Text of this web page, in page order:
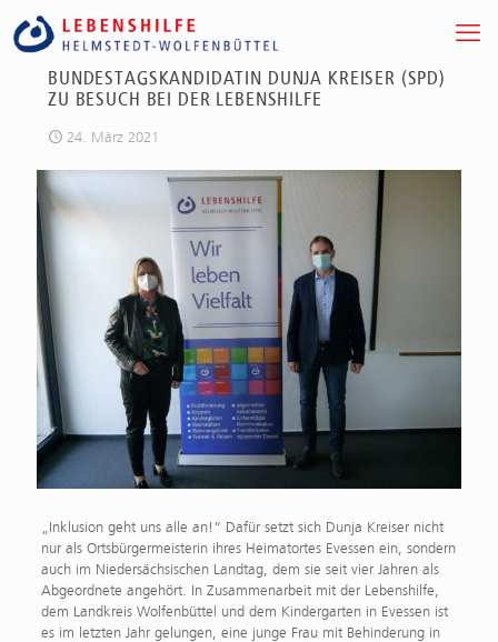
BUNDESTAGSKANDIDATIN DUNJA KREISER (SPD)
ZU BESUCH BEI DER LEBENSHILFE
24. März 2021
„Inklusion geht uns alle an!“ Dafür setzt sich Dunja Kreiser nicht
nur als Ortsbürgermeisterin ihres Heimatortes Evessen ein, sondern
auch im Niedersächsischen Landtag, dem sie seit vier Jahren als
Abgeordnete angehört. In Zusammenarbeit mit der Lebenshilfe,
dem Landkreis Wolfenbüttel und dem Kindergarten in Evessen ist
es im letzten Jahr gelungen, eine junge Frau mit Behinderung in